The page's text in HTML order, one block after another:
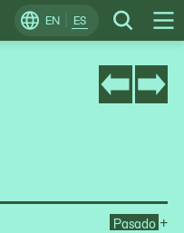
EN ES Search
Change
Locale
Pasado +